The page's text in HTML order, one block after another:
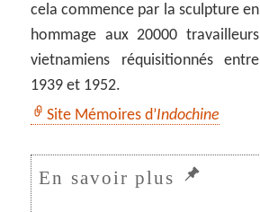
cela commence par la sculpture en
hommage aux 20000 travailleurs
vietnamiens réquisitionnés entre
1939 et 1952.
Site Mémoires d’Indochine